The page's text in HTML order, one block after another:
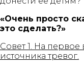
«Очень просто
это сделать?»
Совет 1. На
источника тревог.